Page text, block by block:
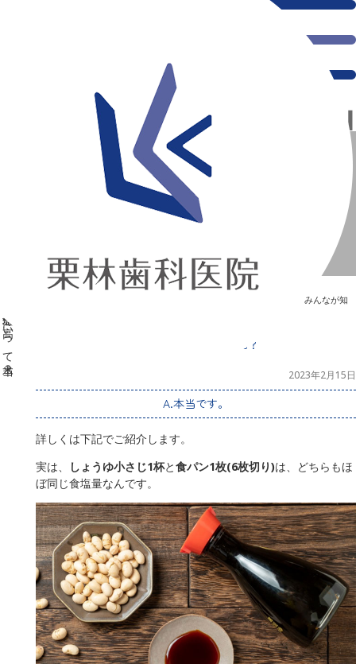
千葉県の新浦安にある歯医者｜【食育】Q.食パンは塩分が高いって本当？ 【食育】Q.食パンは塩分が高いって本当？
みんなが知
【食育】Q.食パンは塩分が高いって本当？
2023年2月15日
A.本当です。
詳しくは下記でご紹介します。
実は、
しょうゆ小さじ1杯と食パン1枚(6枚切り)は、どちらもほ
ぼ同じ食塩量なんです。